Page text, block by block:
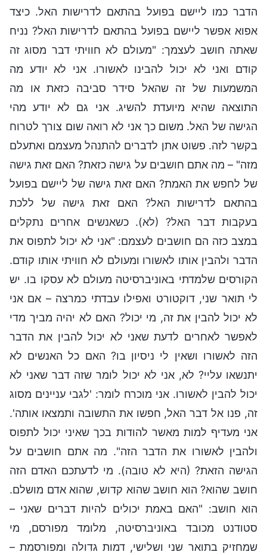
הדבר כמו ליישם בפועל בהתאם לדרישות האל. כיצד
אפוא אפשר ליישם בפועל בהתאם לדרישות האל? נניח
שאתה חושב לעצמך: "מעולם לא חוויתי דבר מסוג זה
קודם ואני לא יכול להבינו לאשורו. אני לא יודע מה
המשמעות של זה שהאל סידר סביבה כזאת או מה
התוצאה שהיא מיועדת להשיג. אני גם לא יודע מהי
הגישה של האל. משום כך אני לא רואה שום צורך לטרוח
בקשר לזה. פשוט אתן לדברים להתנהל מעצמם ואתעלם
מזה" – מה אתם חושבים על גישה כזאת? האם זאת גישה
של לחפש את האמת? האם זאת גישה של ליישם בפועל
בהתאם לדרישות האל? האם זאת גישה של ללכת
בעקבות דבר האל? (לא). כשאנשים אחרים נתקלים
במצב כזה הם חושבים לעצמם: "אני לא יכול לתפוס את
הדבר ולהבין אותו לאשורו ומעולם לא חוויתי אותו קודם.
הקורסים שלמדתי באוניברסיטה מעולם לא עסקו בו. יש
לי תואר שני, דוקטורט ואפילו עבדתי כמרצה – אם אני
לא יכול להבין את זה, מי יכול? האם לא יהיה מביך מדי
לאפשר לאחרים לדעת שאני לא יכול להבין את הדבר
הזה לאשורו ושאין לי ניסיון בו? האם כל האנשים לא
יתנשאו עליי? לא, אני לא יכול לומר שזה דבר שאני לא
יכול להבין לאשורו. אני מוכרח לומר: 'לגבי עניינים מסוג
זה, פנו אל דבר האל, חפשו את התשובה ותמצאו אותה'.
אני מעדיף למות מאשר להודות בכך שאיני יכול לתפוס
ולהבין לאשורו את הדבר הזה". מה אתם חושבים על
הגישה הזאת? (היא לא טובה). מי לדעתכם האדם הזה
חושב שהוא? הוא חושב שהוא קדוש, שהוא אדם מושלם.
הוא חושב: "האם באמת יכולים להיות דברים שאני –
סטודנט מכובד באוניברסיטה, מלומד מפורסם, מי
שמחזיק בתואר שני ושלישי, דמות גדולה ומפורסמת –